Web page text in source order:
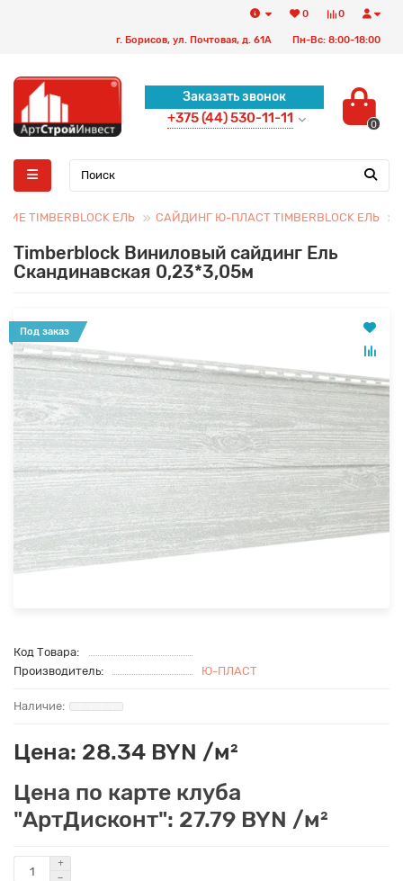
0
0
г. Борисов, ул. Почтовая, д. 61А Пн-Вс: 8:00-18:00
Заказать звонок
+375 (44) 530-11-11 0
TIMBERBLOCK ЕЛЬ САЙДИНГ Ю-ПЛАСТ TIMBERBLOCK ЕЛЬ
Timberblock Виниловый сайдинг Ель
Скандинавская 0,23*3,05м
Под заказ
Код Товара:
Производитель:
Ю-ПЛАСТ
Цена: 28.34 BYN /м²
Цена по карте клуба
"АртДисконт": 27.79 BYN /м²